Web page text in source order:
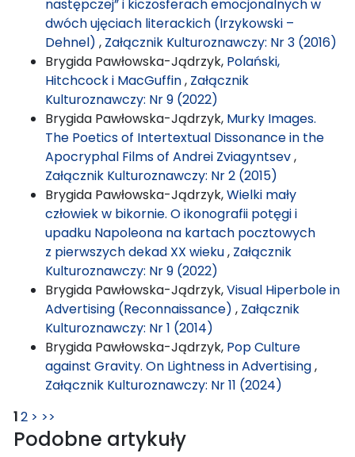
następczej” i kiczosferach emocjonalnych w
dwóch ujęciach literackich (Irzykowski –
Dehnel) , Załącznik Kulturoznawczy: Nr 3 (2016)
Brygida Pawłowska-Jądrzyk, Polański,
Hitchcock i MacGuffin, Załącznik
Kulturoznawczy: Nr 9 (2022)
Brygida Pawłowska-Jądrzyk, Murky Images.
The Poetics of Intertextual Dissonance in the
Apocryphal Films of Andrei Zviagyntsev,
Załącznik Kulturoznawczy: Nr 2 (2015)
Brygida Pawłowska-Jądrzyk,Wielki mały
człowiek w bikornie. O ikonografii potęgi i
upadku Napoleona na kartach pocztowych
z pierwszych dekad XX wieku, Załącznik
Kulturoznawczy: Nr 9 (2022)
Brygida Pawłowska-Jądrzyk,Visual Hiperbole in
Advertising (Reconnaissance) , Załącznik
Kulturoznawczy: Nr 1 (2014)
Brygida Pawłowska-Jądrzyk, Pop Culture
against Gravity. On Lightness in Advertising,
Załącznik Kulturoznawczy: Nr 11 (2024)
12 > >>
Podobne artykuły